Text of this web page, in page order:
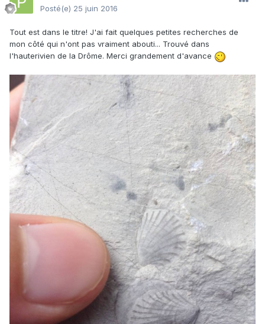
Posté(e) 25 juin 2016
Tout est dans le titre! J'ai fait quelques petites recherches de
mon côté qui n'ont pas vraiment abouti... Trouvé dans
l'hauterivien de la Drôme. Merci grandement d'avance